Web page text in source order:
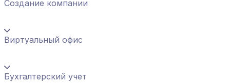
Создание компании
Виртуальный офис
Бухгалтерский учет